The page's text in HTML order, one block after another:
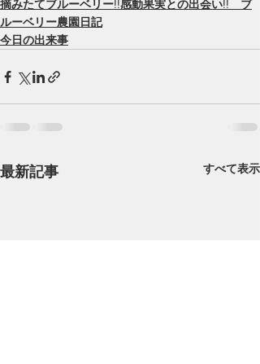
摘みたてブルーベリー!!感動果実との出会い!! ブ
ルーベリー農園日記
今日の出来事
最新記事 すべて表示